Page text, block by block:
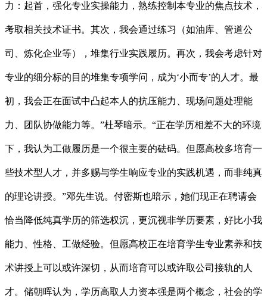
力：起首，强化专业实操能力，熟练控制本专业的焦点技术，
考取相关技术证书。其次，我会通过练习（如油库、管道公
司、炼化企业等），堆集行业实践履历。再次，我会考虑针对
专业的细分标的目的堆集专项学问，成为‘小而专’的人才。最
初，我会正在面试中凸起本人的抗压能力、现场问题处理能
力、团队协做能力等。”杜琴暗示。“正在学历相差不大的环境
下，我认为工做履历是一个很主要的砝码。但愿高校多培育一
些技术型人才，并多赐与学生响应专业的实践机遇，而非纯真
的理论讲授。”邓先生说。付密斯也暗示，她们现正在聘请会
恰当降低纯真学历的筛选权沉，更沉视非学历要素，好比小我
能力、性格、工做经验。但愿高校正在培育学生专业素养和技
术讲授上可以或许深切，从而培育可以或许取公司接轨的人
才。储朝晖认为，学历高取人力资本强是两个概念，社会的学